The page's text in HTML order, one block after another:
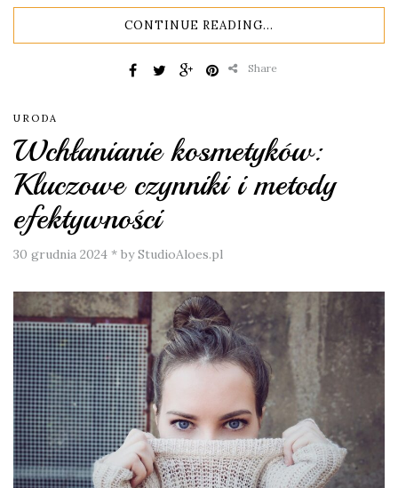
CONTINUE READING...
Share
URODA
Wchłanianie kosmetyków:
Kluczowe czynniki i metody
efektywności
30 grudnia 2024 * by StudioAloes.pl